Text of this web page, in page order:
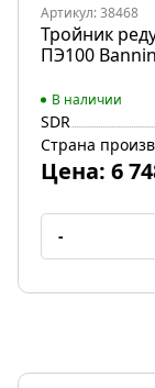
Артикул: 38468
Тройник
ПЭ100
В наличии
SDR
Страна
Цена: 6
-